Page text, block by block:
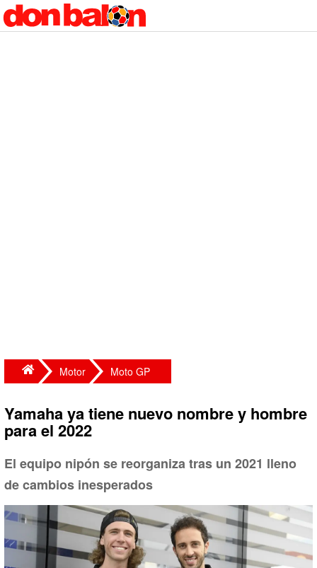
Motor Moto GP
Yamaha ya tiene nuevo nombre y hombre
para el 2022
El equipo nipón se reorganiza tras un 2021 lleno
de cambios inesperados